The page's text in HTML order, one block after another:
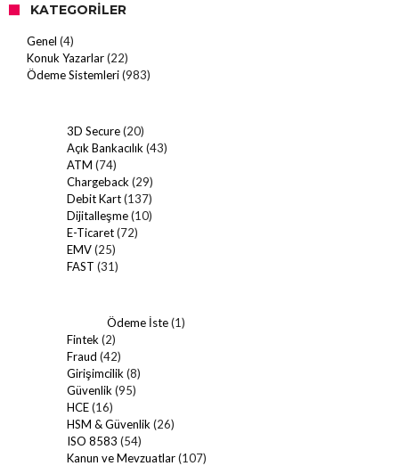
KATEGORILER
Genel (4)
Konuk Yazarlar(22)
Ödeme Sistemleri(983)
3D Secure(20)
Açık Bankacılık (43)
ATM (74)
Chargeback (29)
Debit Kart(137)
Dijitalleşme(10)
E-Ticaret(72)
EMV(25)
FAST (31)
Ödeme İste(1)
Fintek (2)
Fraud (42)
Girişimcilik (8)
Güvenlik (95)
HCE(16)
HSM & Güvenlik (26)
ISO 8583 (54)
Kanun ve Mevzuatlar(107)